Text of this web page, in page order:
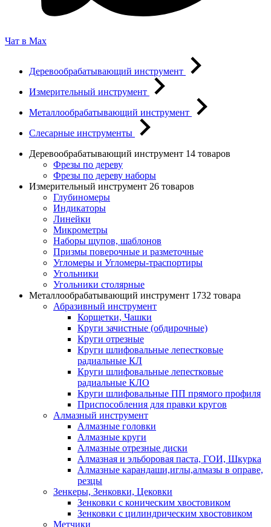
Чат в Max
Деревообрабатывающий инструмент
Измерительный инструмент
Металлообрабатывающий инструмент
Слесарные инструменты
Деревообрабатывающий инструмент 14 товаров
Фрезы по дереву
Фрезы по дереву наборы
Измерительный инструмент 26 товаров
Глубиномеры
Индикаторы
Линейки
Микрометры
Наборы щупов, шаблонов
Призмы поверочные и разметочные
Угломеры и Угломеры-траспортиры
Угольники
Угольники столярные
Металлообрабатывающий инструмент 1732 товара
Абразивный инструмент
Корщетки, Чашки
Круги зачистные (обдирочные)
Круги отрезные
Круги шлифовальные лепестковые
радиальные КЛ
Круги шлифовальные лепестковые
радиальные КЛО
Круги шлифовальные ПП прямого профиля
Приспособления для правки кругов
Алмазный инструмент
Алмазные головки
Алмазные круги
Алмазные отрезные диски
Алмазная и эльборовая паста, ГОИ, Шкурка
Алмазные карандаши,иглы,алмазы в оправе,
резцы
Зенкеры, Зенковки, Цековки
Зенковки с коническим хвостовиком
Зенковки с цилиндрическим хвостовиком
Метчики